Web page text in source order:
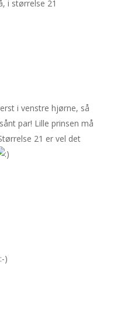
i størrelse 21
i venstre hjørne, så
par! Lille prinsen må
21 er vel det
)